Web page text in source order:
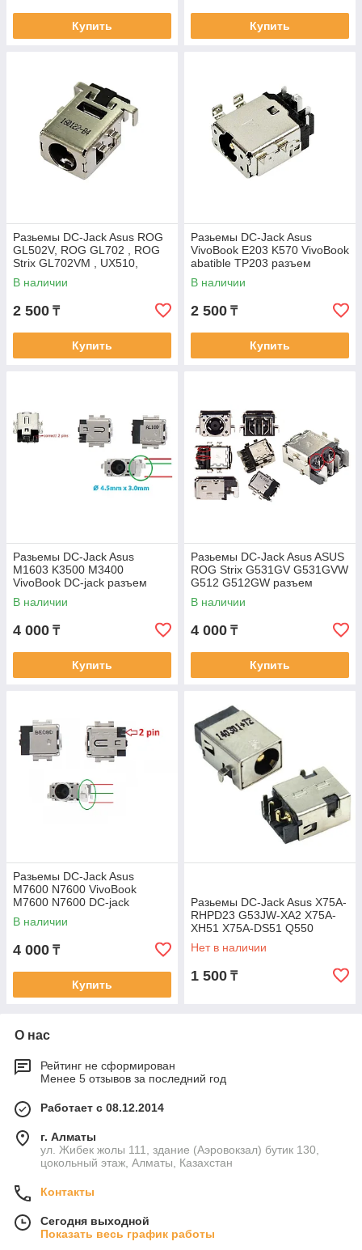
Купить Купить
Разьемы DC-Jack Asus ROG
GL502V, ROG GL702 , ROG
Strix GL702VM , UX510,
разъем питания, 5.5-2.5мм
В наличии
2 500 ₸
Купить
Разьемы DC-Jack Asus
VivoBook E203 K570 VivoBook
abatible TP203 разъем
питания 4.0-1.7мм
В наличии
2 500 ₸
Купить
Разьемы DC-Jack Asus
M1603 K3500 M3400
VivoBook DC-jack разъем
питания 4.5x3.0мм pin
В наличии
4 000 ₸
Купить
Разьемы DC-Jack Asus ASUS
ROG Strix G531GV G531GVW
G512 G512GW разъем
питания 6.0-3.7мм pin
В наличии
4 000 ₸
Купить
Разьемы DC-Jack Asus
M7600 N7600 VivoBook
M7600 N7600 DC-jack
разъем питания 4.5x3.0мм
pin
В наличии
4 000 ₸
Купить
Разьемы DC-Jack Asus X75A-
RHPD23 G53JW-XA2 X75A-
XH51 X75A-DS51 Q550
Q550L Q550LF Q301L
Q301LA S301LA G53S
Нет в наличии
1 500 ₸
О нас
Рейтинг не сформирован
Менее 5 отзывов за последний год
Работает с 08.12.2014
г. Алматы
ул. Жибек жолы 111, здание (Аэровокзал) бутик 130,
цокольный этаж, Алматы, Казахстан
Контакты
Сегодня выходной
Показать весь график работы